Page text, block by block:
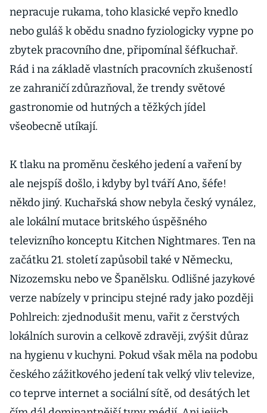
nepracuje rukama, toho klasické vepřo knedlo
nebo guláš k obědu snadno fyziologicky vypne po
zbytek pracovního dne, připomínal šéfkuchař.
Rád i na základě vlastních pracovních zkušeností
ze zahraničí zdůrazňoval, že trendy světové
gastronomie od hutných a těžkých jídel
všeobecně utíkají.
K tlaku na proměnu českého jedení a vaření by
ale nejspíš došlo, i kdyby byl tváří Ano, šéfe!
někdo jiný. Kuchařská show nebyla český vynález,
ale lokální mutace britského úspěšného
televizního konceptu Kitchen Nightmares. Ten na
začátku 21. století zapůsobil také v Německu,
Nizozemsku nebo ve Španělsku. Odlišné jazykové
verze nabízely v principu stejné rady jako později
Pohlreich: zjednodušit menu, vařit z čerstvých
lokálních surovin a celkově zdravěji, zvýšit důraz
na hy­gienu v kuchyni. Pokud však měla na podobu
českého zážitkového jedení tak velký vliv televize,
co teprve internet a sociální sítě, od desátých let